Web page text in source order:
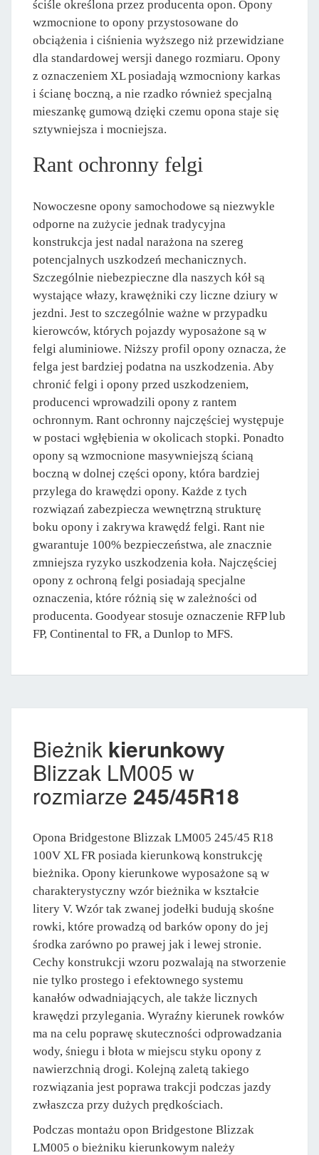
ściśle określona przez producenta opon. Opony
wzmocnione to opony przystosowane do
obciążenia i ciśnienia wyższego niż przewidziane
dla standardowej wersji danego rozmiaru. Opony
z oznaczeniem XL posiadają wzmocniony karkas
i ścianę boczną, a nie rzadko również specjalną
mieszankę gumową dzięki czemu opona staje się
sztywniejsza i mocniejsza.
Rant ochronny felgi
Nowoczesne opony samochodowe są niezwykle
odporne na zużycie jednak tradycyjna
konstrukcja jest nadal narażona na szereg
potencjalnych uszkodzeń mechanicznych.
Szczególnie niebezpieczne dla naszych kół są
wystające włazy, krawężniki czy liczne dziury w
jezdni. Jest to szczególnie ważne w przypadku
kierowców, których pojazdy wyposażone są w
felgi aluminiowe. Niższy profil opony oznacza, że
felga jest bardziej podatna na uszkodzenia. Aby
chronić felgi i opony przed uszkodzeniem,
producenci wprowadzili opony z rantem
ochronnym. Rant ochronny najczęściej występuje
w postaci wgłębienia w okolicach stopki. Ponadto
opony są wzmocnione masywniejszą ścianą
boczną w dolnej części opony, która bardziej
przylega do krawędzi opony. Każde z tych
rozwiązań zabezpiecza wewnętrzną strukturę
boku opony i zakrywa krawędź felgi. Rant nie
gwarantuje 100% bezpieczeństwa, ale znacznie
zmniejsza ryzyko uszkodzenia koła. Najczęściej
opony z ochroną felgi posiadają specjalne
oznaczenia, które różnią się w zależności od
producenta. Goodyear stosuje oznaczenie RFP lub
FP, Continental to FR, a Dunlop to MFS.
Bieżnik kierunkowy
Blizzak LM005 w
rozmiarze 245/45R18
Opona Bridgestone Blizzak LM005 245/45 R18
100V XL FR posiada kierunkową konstrukcję
bieżnika. Opony kierunkowe wyposażone są w
charakterystyczny wzór bieżnika w kształcie
litery V. Wzór tak zwanej jodełki budują skośne
rowki, które prowadzą od barków opony do jej
środka zarówno po prawej jak i lewej stronie.
Cechy konstrukcji wzoru pozwalają na stworzenie
nie tylko prostego i efektownego systemu
kanałów odwadniających, ale także licznych
krawędzi przylegania. Wyraźny kierunek rowków
ma na celu poprawę skuteczności odprowadzania
wody, śniegu i błota w miejscu styku opony z
nawierzchnią drogi. Kolejną zaletą takiego
rozwiązania jest poprawa trakcji podczas jazdy
zwłaszcza przy dużych prędkościach.
Podczas montażu opon Bridgestone Blizzak
LM005 o bieżniku kierunkowym należy